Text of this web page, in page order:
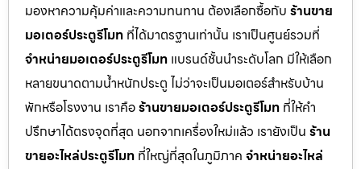
มองหาความคุ้มค่าและความทนทาน ต้องเลือกซื้อกับ ร้านขาย
มอเตอร์ประตูรีโมท ที่ได้มาตรฐานเท่านั้น เราเป็นศูนย์รวมที่
จำหน่ายมอเตอร์ประตูรีโมท แบรนด์ชั้นนำระดับโลก มีให้เลือก
หลายขนาดตามน้ำหนักประตู ไม่ว่าจะเป็นมอเตอร์สำหรับบ้าน
พักหรือโรงงาน เราคือร้านขายมอเตอร์ประตูรีโมท ที่ให้คำ
ปรึกษาได้ตรงจุดที่สุด นอกจากเครื่องใหม่แล้ว เรายังเป็น ร้าน
ขายอะไหล่ประตูรีโมท ที่ใหญ่ที่สุดในภูมิภาค จำหน่ายอะไหล่